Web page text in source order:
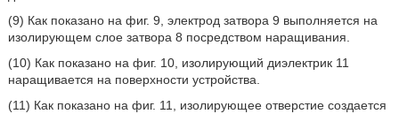
(9) Как показано на фиг. 9, электрод затвора 9 выполняется на
изолирующем слое затвора 8 посредством наращивания.
(10) Как показано на фиг. 10, изолирующий диэлектрик 11
наращивается на поверхности устройства.
(11) Как показано на фиг. 11, изолирующее отверстие создается